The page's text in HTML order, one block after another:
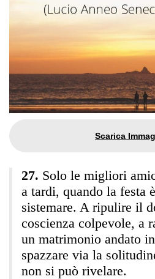
Solo le migliori
a tardi, quando la festa
sistemare. A ripulire il
coscienza colpevole, a
un matrimonio andato
spazzare via la
non si può rivelare.